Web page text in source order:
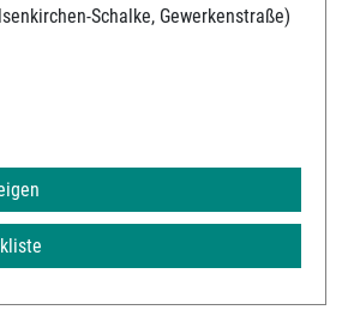
Schalke, Gewerkenstraße)